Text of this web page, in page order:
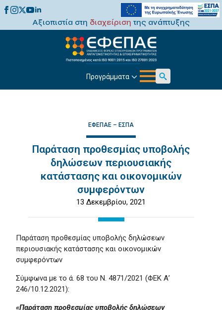
Αξιοπιστία στη διαχείριση της ανάπτυξης
Προγράμματα
Search
ΕΦΕΠΑΕ – ΕΣΠΑ
Παράταση προθεσμίας υποβολής
δηλώσεων περιουσιακής
κατάστασης και οικονομικών
συμφερόντων
13 Δεκεμβρίου, 2021
Παράταση προθεσμίας υποβολής δηλώσεων
περιουσιακής κατάστασης και οικονομικών
συμφερόντων
Σύμφωνα με το ά. 68 του Ν. 4871/2021 (ΦΕΚ Α’
246/10.12.2021):
«Παράταση προθεσμίας υποβολής δηλώσεων